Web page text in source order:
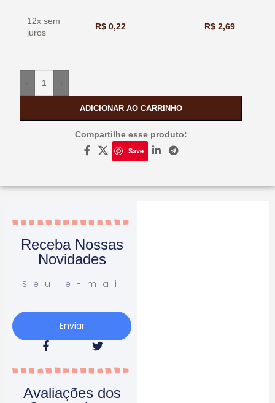
12x sem
juros
R$ 0,22 R$ 2,69
- +
ADICIONAR AO CARRINHO
Compartilhe esse produto:
Save
Receba Nossas
Novidades
Enviar
Avaliações dos